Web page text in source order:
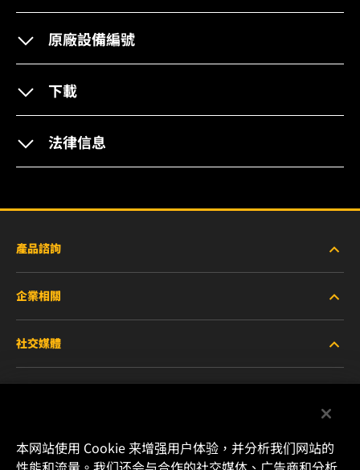
原廠設備編號
下載
法律信息
產品諮詢
重型設備車輛
小客車與商用車
企業相關
關於WIX
聯絡我們
社交媒體
Instagram
本网站使用 Cookie 来增强用户体验，并分析我们网站的